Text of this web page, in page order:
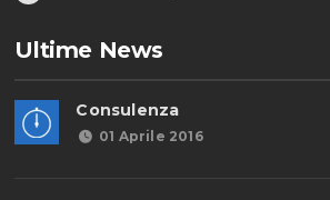
Ultime News
Consulenza
01 Aprile 2016